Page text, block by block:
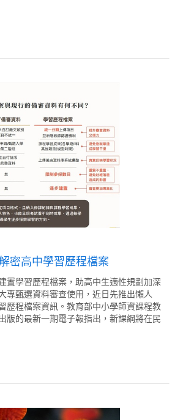
密高中學習歷程檔案
置學習歷程檔案，助高中生適性規劃加深
專甄選資料審查使用，近日先推出懶人
歷程檔案資訊。教育部中小學師資課程教
版的最新一期電子報指出，新課綱將在民